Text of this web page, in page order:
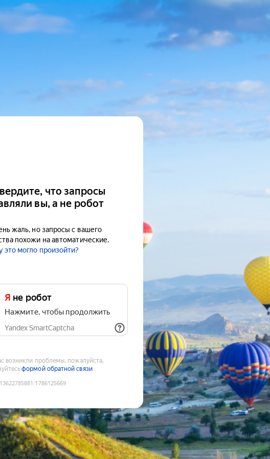
что запросы
вы, а не робот
жаль, но запросы с вашего
похожи на автоматические.
это могло произойти?
Я не робот
Нажмите, чтобы продолжить
Yandex SmartCaptcha
возникли проблемы, пожалуйста,
формой обратной связи
:1786125669